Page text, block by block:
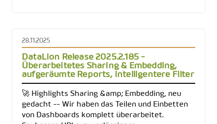
28.11.2025
DataLion Release 2025.2.185 -
Überarbeitetes Sharing & Embedding,
aufgeräumte Reports, intelligentere Filter
🚀 Highlights Sharing &amp; Embedding, neu
gedacht -- Wir haben das Teilen und Einbetten
von Dashboards komplett überarbeitet.